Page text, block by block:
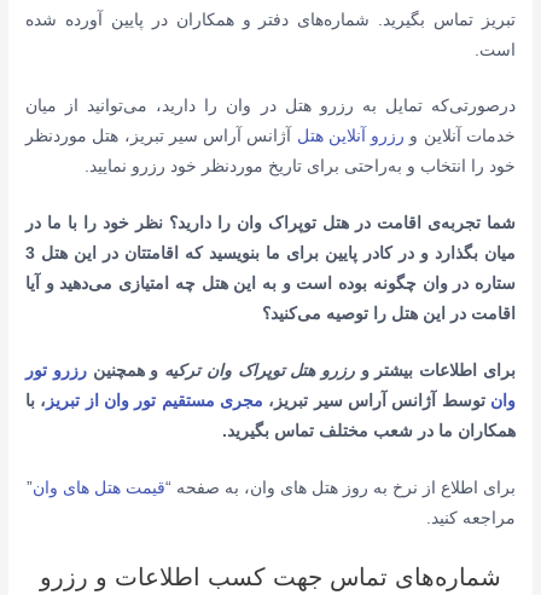
تبریز تماس بگیرید. شماره‌های دفتر و همکاران در پایین آورده شده
است.
درصورتی‌که تمایل به رزرو هتل در وان را دارید، می‌توانید از میان
خدمات آنلاین و رزرو آنلاین هتل
آژانس آراس سیر تبریز، هتل موردنظر
خود را انتخاب و به‌راحتی برای تاریخ موردنظر خود رزرو نمایید.
شما تجربه‌ی اقامت در هتل توپراک وان را دارید؟ نظر خود را با ما در
میان بگذارد و در کادر پایین برای ما بنویسید که اقامتتان در این هتل 3
ستاره در وان چگونه بوده است و به این هتل چه امتیازی می‌دهید و آیا
اقامت در این هتل را توصیه می‌کنید؟
برای اطلاعات بیشتر و رزرو هتل‌ توپراک وان ترکیه و همچنینرزرو تور
وان توسط آژانس آراس سیر تبریز، مجری مستقیم تور وان از تبریز ، با
همکاران ما در شعب مختلف تماس بگیرید.
برای اطلاع از نرخ به روز هتل های وان، به صفحه “قیمت هتل های وان”
مراجعه کنید.
شماره‌های تماس جهت کسب اطلاعات و رزرو